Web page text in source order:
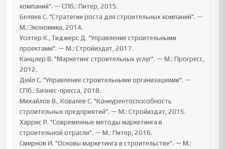
компаний". — СПб.: Питер, 2015.
Беляев С. "Стратегии роста для строительных компаний". —
М.: Экономика, 2014.
Уолтер К., Тиджерс Д. "Управление строительными
проектами". — М.: Стройиздат, 2017.
Канцлер В. "Маркетинг строительных услуг". — М.: Прогресс,
2012.
Дейл С. "Управление строительными организациями". —
СПб.: Бизнес-пресса, 2018.
Михайлов В., Ковалев С. "Конкурентоспособность
строительных предприятий". — М.: Стройиздат, 2015.
Харрис Р. "Современные методы маркетинга в
строительной отрасли". — М.: Питер, 2016.
Смирнов И. "Основы маркетинга в строительстве". — М.: